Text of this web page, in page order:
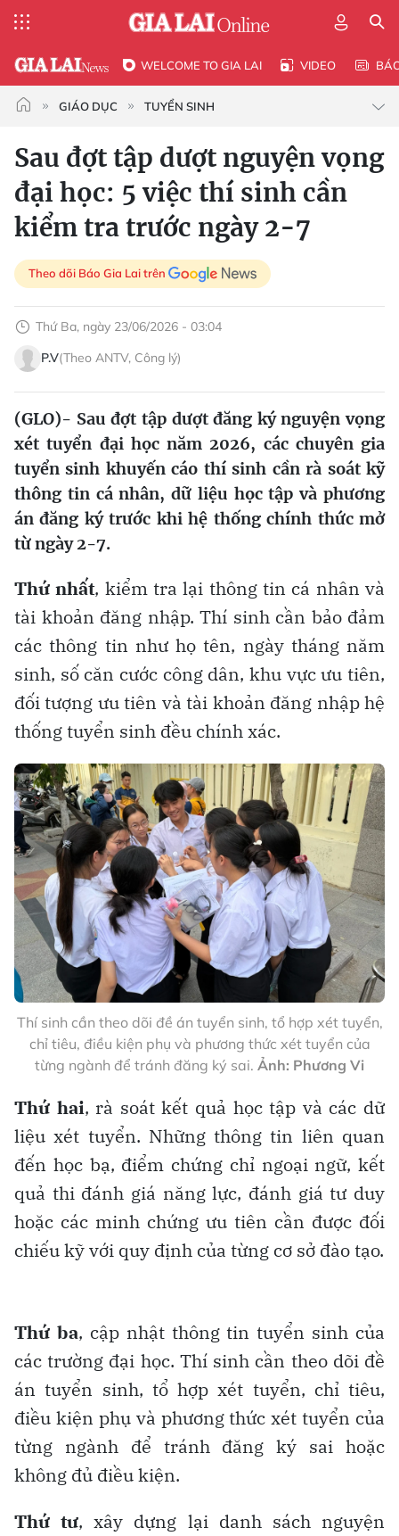
WELCOME TO GIA LAI VIDEO
GIÁO DỤC TUYỂN SINH
Sau đợt tập dượt nguyện vọng
đại học: 5 việc thí sinh cần
kiểm tra trước ngày 2-7
Theo dõi Báo Gia Lai trên
Thứ Ba, ngày 23/06/2026 - 03:04
P.V(Theo ANTV, Công lý)
(GLO)- Sau đợt tập dượt đăng ký nguyện vọng
xét tuyển đại học năm 2026, các chuyên gia
tuyển sinh khuyến cáo thí sinh cần rà soát kỹ
thông tin cá nhân, dữ liệu học tập và phương
án đăng ký trước khi hệ thống chính thức mở
từ ngày 2-7.
Thứ nhất, kiểm tra lại thông tin cá nhân và
tài khoản đăng nhập. Thí sinh cần bảo đảm
các thông tin như họ tên, ngày tháng năm
sinh, số căn cước công dân, khu vực ưu tiên,
đối tượng ưu tiên và tài khoản đăng nhập hệ
thống tuyển sinh đều chính xác.
Thí sinh cần theo dõi đề án tuyển sinh, tổ hợp xét tuyển,
chỉ tiêu, điều kiện phụ và phương thức xét tuyển của
từng ngành để tránh đăng ký sai. Ảnh: Phương Vi
Thứ hai, rà soát kết quả học tập và các dữ
liệu xét tuyển. Những thông tin liên quan
đến học bạ, điểm chứng chỉ ngoại ngữ, kết
quả thi đánh giá năng lực, đánh giá tư duy
hoặc các minh chứng ưu tiên cần được đối
chiếu kỹ với quy định của từng cơ sở đào tạo.
Thứ ba, cập nhật thông tin tuyển sinh của
các trường đại học. Thí sinh cần theo dõi đề
án tuyển sinh, tổ hợp xét tuyển, chỉ tiêu,
điều kiện phụ và phương thức xét tuyển của
từng ngành để tránh đăng ký sai hoặc
không đủ điều kiện.
Thứ tư, xây dựng lại danh sách nguyện